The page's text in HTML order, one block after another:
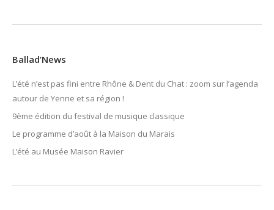
Ballad’News
L’été n’est pas fini entre Rhône & Dent du Chat : zoom sur l’agenda
autour de Yenne et sa région !
9ème édition du festival de musique classique
Le programme d’août à la Maison du Marais
L’été au Musée Maison Ravier